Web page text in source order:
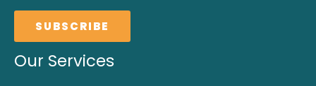
SUBSCRIBE
Our Services